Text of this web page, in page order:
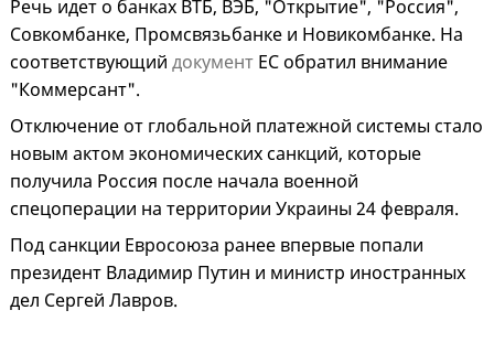
Речь идет о банках ВТБ, ВЭБ, "Открытие", "Россия",
Совкомбанке, Промсвязьбанке и Новикомбанке. На
соответствующий документ ЕС обратил внимание
"Коммерсант".
Отключение от глобальной платежной системы стало
новым актом экономических санкций, которые
получила Россия после начала военной
спецоперации на территории Украины 24 февраля.
Под санкции Евросоюза ранее впервые попали
президент Владимир Путин и министр иностранных
дел Сергей Лавров.